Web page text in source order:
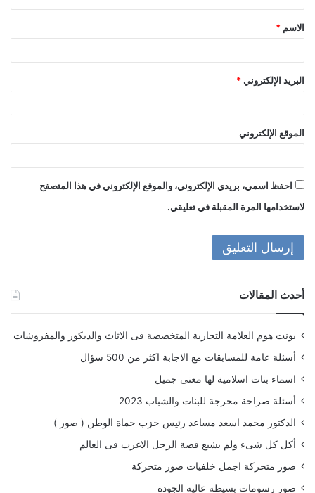
ق
*
الاسم *
البريد الإلكتروني *
الموقع الإلكتروني
احفظ اسمي، بريدي الإلكتروني، والموقع الإلكتروني في هذا المتصفح
لاستخدامها المرة المقبلة في تعليقي.
أحدث المقالات
بونت هوم العلامة التجارية المتخصصة فى الاثاث والديكور والمفروشات
أسئلة عامة للمسابقات مع الاجابة اكثر من 500 سؤال
اسماء بنات اسلامية لها معنى جميل
أسئلة صراحة محرجة للبنات والشباب 2023
الدكتور محمد اسعد مساعد رئيس حزب حماة الوطن ( صور )
أكل كل شىء ولم يشبع قصة الرجل الاغرب فى العالم
صور متحركة اجمل خلفيات صور متحركة
صور رسومات بسيطه عاليه الجودة